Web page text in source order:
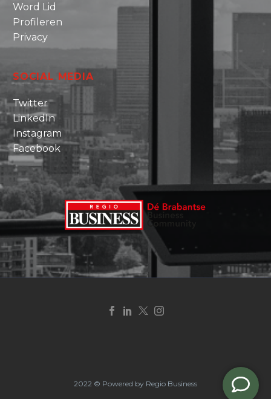
Word Lid
Profileren
Privacy
SOCIAL MEDIA
Twitter
LinkedIn
Instagram
Facebook
2022 © Powered by Regio Business